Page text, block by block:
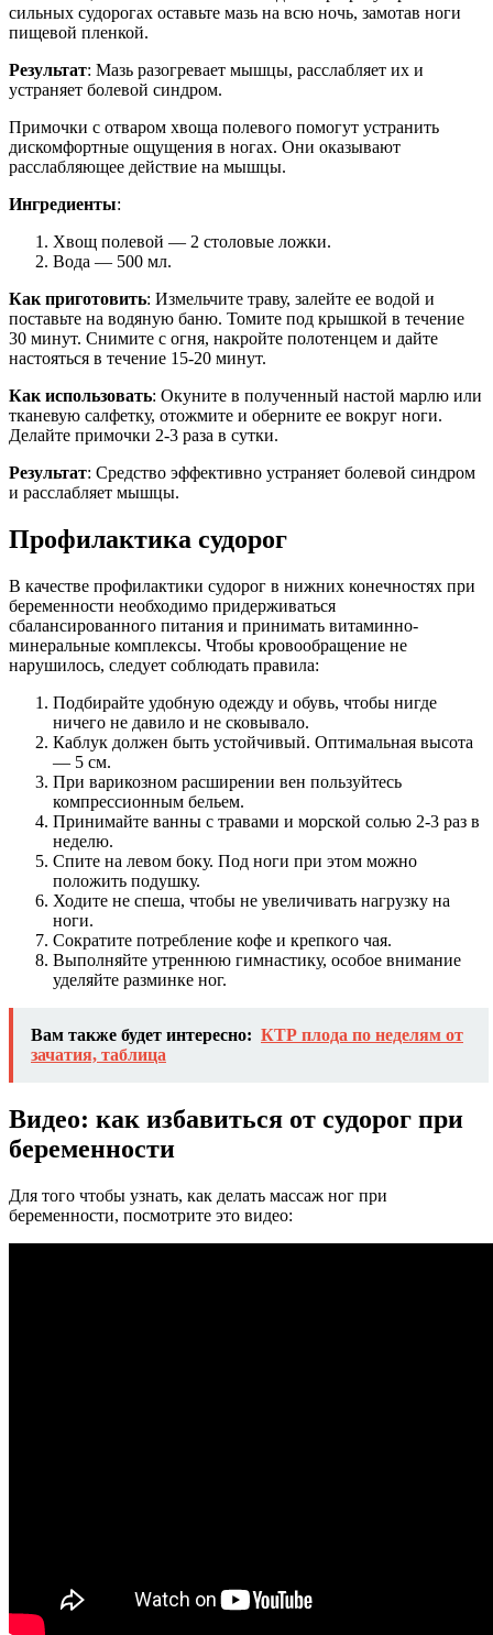
сильных судорогах оставьте мазь на всю ночь, замотав ноги
пищевой пленкой.
Результат: Мазь разогревает мышцы, расслабляет их и
устраняет болевой синдром.
Примочки с отваром хвоща полевого помогут устранить
дискомфортные ощущения в ногах. Они оказывают
расслабляющее действие на мышцы.
Ингредиенты:
Хвощ полевой — 2 столовые ложки.
Вода — 500 мл.
Как приготовить: Измельчите траву, залейте ее водой и
поставьте на водяную баню. Томите под крышкой в течение
30 минут. Снимите с огня, накройте полотенцем и дайте
настояться в течение 15-20 минут.
Как использовать: Окуните в полученный настой марлю или
тканевую салфетку, отожмите и оберните ее вокруг ноги.
Делайте примочки 2-3 раза в сутки.
Результат: Средство эффективно устраняет болевой синдром
и расслабляет мышцы.
Профилактика судорог
В качестве профилактики судорог в нижних конечностях при
беременности необходимо придерживаться
сбалансированного питания и принимать витаминно-
минеральные комплексы. Чтобы кровообращение не
нарушилось, следует соблюдать правила:
Подбирайте удобную одежду и обувь, чтобы нигде
ничего не давило и не сковывало.
Каблук должен быть устойчивый. Оптимальная высота
— 5 см.
При варикозном расширении вен пользуйтесь
компрессионным бельем.
Принимайте ванны с травами и морской солью 2-3 раз в
неделю.
Спите на левом боку. Под ноги при этом можно
положить подушку.
Ходите не спеша, чтобы не увеличивать нагрузку на
ноги.
Сократите потребление кофе и крепкого чая.
Выполняйте утреннюю гимнастику, особое внимание
уделяйте разминке ног.
Вам также будет интересно: КТР плода по неделям от
зачатия, таблица
Видео: как избавиться от судорог при
беременности
Для того чтобы узнать, как делать массаж ног при
беременности, посмотрите это видео: